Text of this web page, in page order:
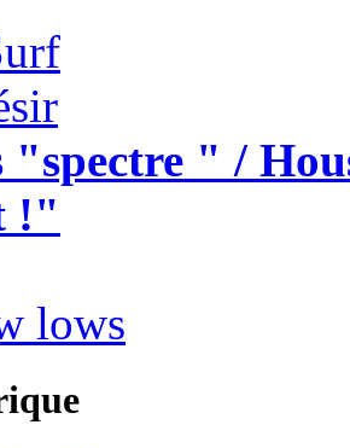
"spectre " /
!"
lows